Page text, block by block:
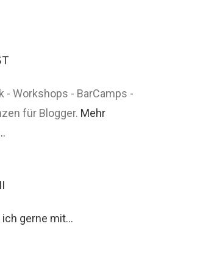
- Workshops - BarCamps -
für Blogger. Mehr
gerne mit...